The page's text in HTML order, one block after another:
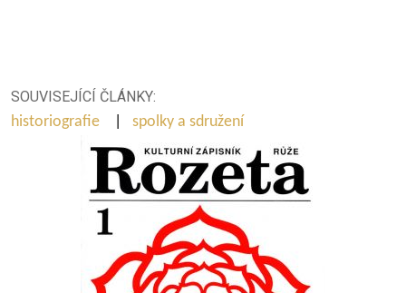
SOUVISEJÍCÍ ČLÁNKY:
historiografie
spolky a sdružení